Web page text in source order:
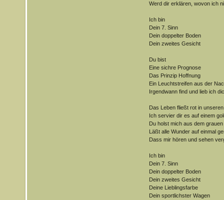
Werd dir erklären, wovon ich
Ich bin
Dein 7. Sinn
Dein doppelter Boden
Dein zweites Gesicht
Du bist
Eine sichre Prognose
Das Prinzip Hoffnung
Ein Leuchtstreifen aus der
Irgendwann find und lieb ich
Das Leben fließt rot in unseren
Ich servier dir es auf einem
Du holst mich aus dem
Läßt alle Wunder auf einmal
Dass mir hören und sehen
Ich bin
Dein 7. Sinn
Dein doppelter Boden
Dein zweites Gesicht
Deine Lieblingsfarbe
Dein sportlichster Wagen